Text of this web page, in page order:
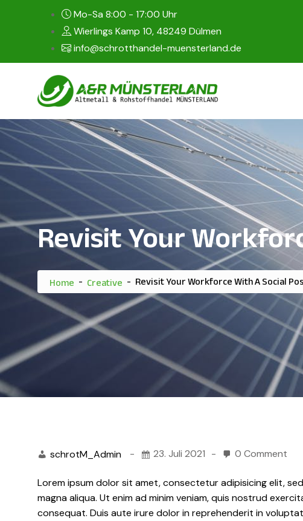
Mo-Sa 8:00 - 17:00 Uhr
Wierlings Kamp 10, 48249 Dülmen
info@schrotthandel-muensterland.de
Revisit Your
Home - Creative - Revisit Your Workforce With A Social
schrotM_Admin - 23. Juli 2021 - 0 Comment
Lorem ipsum dolor sit amet, consectetur adipisicing elit,
magna aliqua. Ut enim ad minim veniam, quis nostrud
consequat. Duis aute irure dolor in reprehenderit in